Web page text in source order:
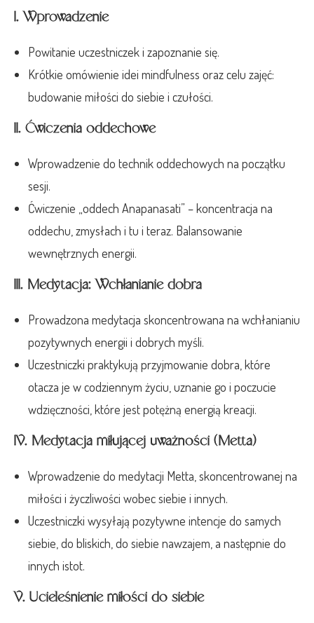
I. Wprowadzenie
Powitanie uczestniczek i zapoznanie się.
Krótkie omówienie idei mindfulness oraz celu zajęć:
budowanie miłości do siebie i czułości.
II. Ćwiczenia oddechowe
Wprowadzenie do technik oddechowych na początku
sesji.
Ćwiczenie „oddech Anapanasati” – koncentracja na
oddechu, zmysłach i tu i teraz. Balansowanie
wewnętrznych energii.
III. Medytacja: Wchłanianie dobra
Prowadzona medytacja skoncentrowana na wchłanianiu
pozytywnych energii i dobrych myśli.
Uczestniczki praktykują przyjmowanie dobra, które
otacza je w codziennym życiu, uznanie go i poczucie
wdzięczności, które jest potężną energią kreacji.
IV. Medytacja miłującej uważności (Metta)
Wprowadzenie do medytacji Metta, skoncentrowanej na
miłości i życzliwości wobec siebie i innych.
Uczestniczki wysyłają pozytywne intencje do samych
siebie, do bliskich, do siebie nawzajem, a następnie do
innych istot.
V. Ucieleśnienie miłości do siebie